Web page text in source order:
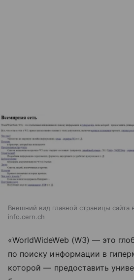
Внешний вид главной страницы сайта
info.cern.ch
«WorldWideWeb (W3) —это
по поиску информации в
которой— предоставить